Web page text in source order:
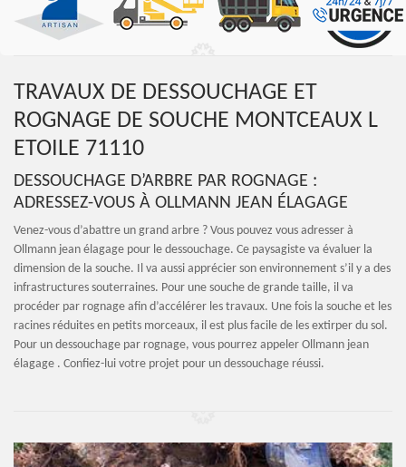
TRAVAUX DE DESSOUCHAGE ET
ROGNAGE DE SOUCHE MONTCEAUX L
ETOILE 71110
DESSOUCHAGE D’ARBRE PAR ROGNAGE :
ADRESSEZ-VOUS À OLLMANN JEAN ÉLAGAGE
Venez-vous d’abattre un grand arbre ? Vous pouvez vous adresser à
Ollmann jean élagage pour le dessouchage. Ce paysagiste va évaluer la
dimension de la souche. Il va aussi apprécier son environnement s’il y a des
infrastructures souterraines. Pour une souche de grande taille, il va
procéder par rognage afin d’accélérer les travaux. Une fois la souche et les
racines réduites en petits morceaux, il est plus facile de les extirper du sol.
Pour un dessouchage par rognage, vous pourrez appeler Ollmann jean
élagage . Confiez-lui votre projet pour un dessouchage réussi.